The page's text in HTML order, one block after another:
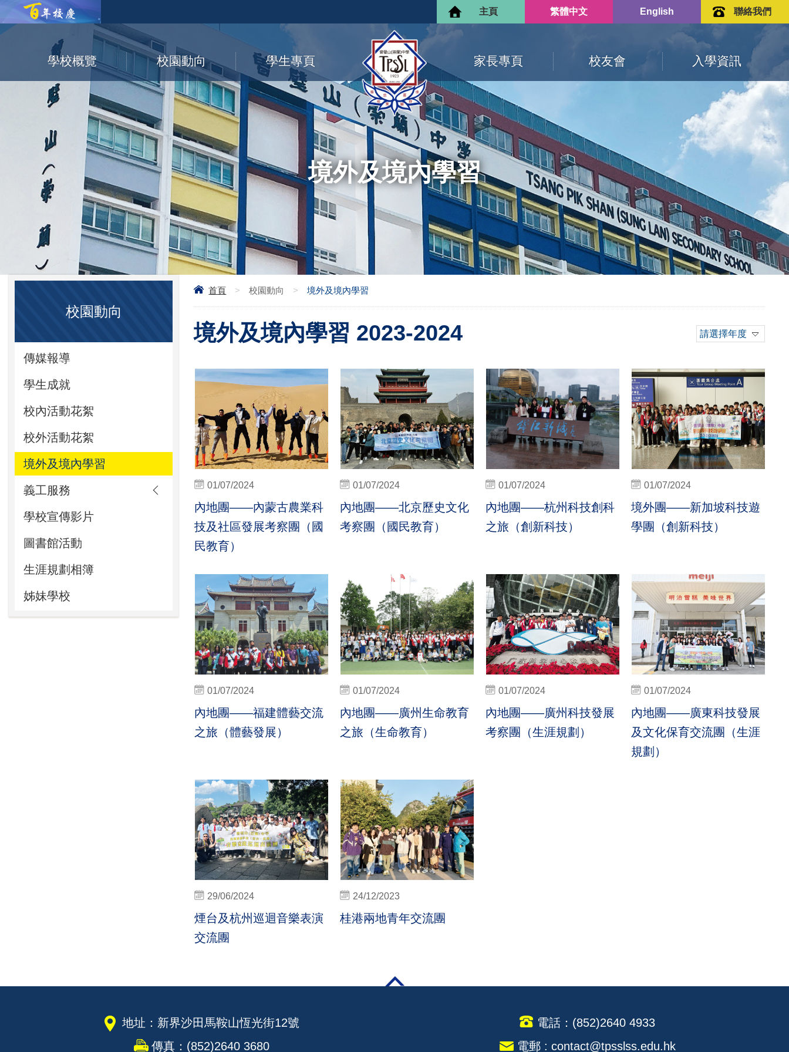
聯絡我們
English
繁體中文
主頁
學校概覽 校園動向 學生專頁 家長專頁 校友會 入學資訊
境外及境內學習
首頁 > 校園動向 > 境外及境內學習
境外及境內學習 2023-2024 請選擇年度
01/07/2024
內地團——內蒙古農業科
技及社區發展考察團（國
民教育）
01/07/2024
內地團——北京歷史文化
考察團（國民教育）
01/07/2024
內地團——杭州科技創科
之旅（創新科技）
01/07/2024
境外團——新加坡科技遊
學團（創新科技）
01/07/2024
內地團——福建體藝交流
之旅（體藝發展）
01/07/2024
內地團——廣州生命教育
之旅（生命教育）
01/07/2024
內地團——廣州科技發展
考察團（生涯規劃）
01/07/2024
內地團——廣東科技發展
及文化保育交流團（生涯
規劃）
29/06/2024
煙台及杭州巡迴音樂表演
交流團
24/12/2023
桂港兩地青年交流團
校園動向
傳媒報導
學生成就
校內活動花絮
校外活動花絮
境外及境內學習
義工服務
學校宣傳影片
圖書館活動
生涯規劃相簿
姊妹學校
地址：新界沙田馬鞍山恆光街12號
電話：(852)2640 4933
傳真：(852)2640 3680
電郵 : contact@tpsslss.edu.hk